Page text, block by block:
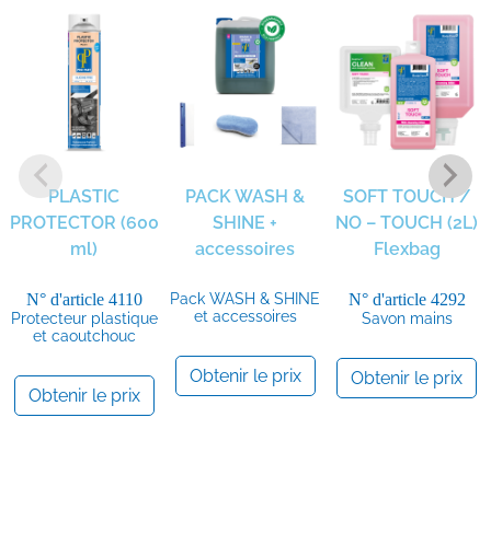
PLASTIC
PROTECTOR (600
ml)
N° d'article 4110
Protecteur plastique
et caoutchouc
Obtenir le prix
PACK WASH &
SHINE +
accessoires
Pack WASH & SHINE
et accessoires
Obtenir le prix
SOFT TOUCH /
NO – TOUCH (2L)
Flexbag
N° d'article 4292
Savon mains
Obtenir le prix